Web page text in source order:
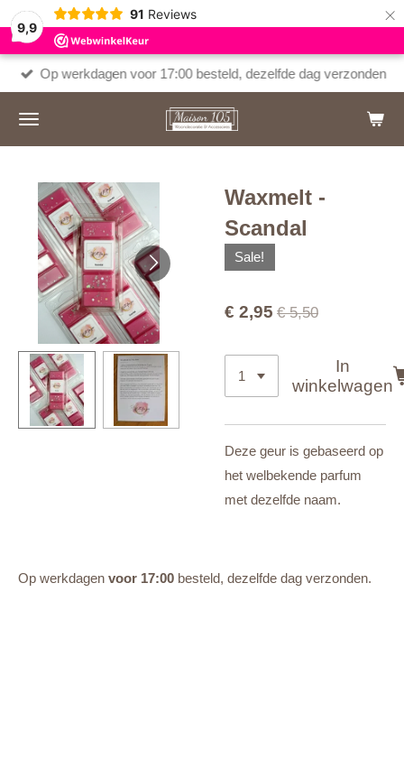
9,9
91 Reviews ×
Op werkdagen voor 17:00 besteld, dezelfde dag verzonden
Waxmelt -
Scandal
Sale!
€ 2,95 € 5,50
In
winkelwagen
Deze geur is gebaseerd op
het welbekende parfum
met dezelfde naam.
Op werkdagen voor 17:00 besteld, dezelfde dag verzonden.